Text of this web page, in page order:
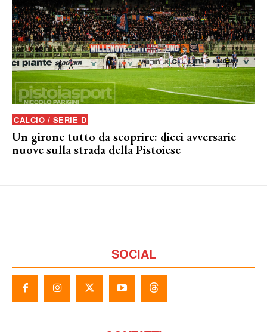
CALCIO / SERIE D
Un girone tutto da scoprire: dieci avversarie
nuove sulla strada della Pistoiese
SOCIAL